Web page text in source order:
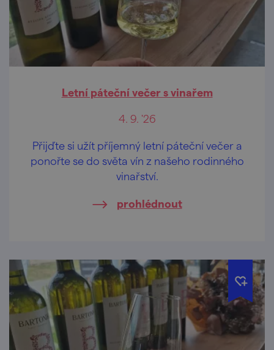
Letní páteční večer s vinařem
4. 9. '26
Přijďte si užít příjemný letní páteční večer a
ponořte se do světa vín z našeho rodinného
vinařství.
prohlédnout